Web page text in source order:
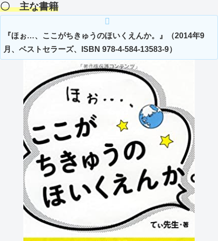
〇 主な書籍
『ほぉ…、ここがちきゅうのほいくえんか。』（2014年9
月、ベストセラーズ、ISBN 978-4-584-13583-9）